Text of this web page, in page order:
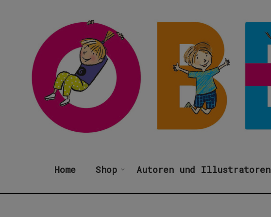
Home Shop Autoren und Illustratoren